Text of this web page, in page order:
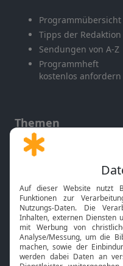
Programmübersicht
Tipps der Redaktion
Sendungen von A-Z
Programmheft
kostenlos anfordern
Themen
Gott und Bibel erklärt
Neuigkeiten